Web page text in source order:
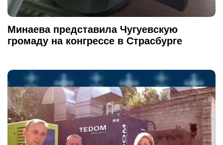
Минаева представила Чугуевскую
громаду на конгрессе в Страсбурге